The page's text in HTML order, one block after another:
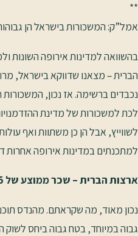
**
אמל”ק: המשכורות בישראל הן
בהשוואה למדינות אירופה השונות
הברית – מצאנו שדווקא בישראל,
נכבדים ברשימה. אז נכון,
לכת למשכורות של מדינת
לשווייץ, אבל הן כן משתוות ואף
למתכנתים במדינות אירופה אחרות
ארצות הברית – שכר ממוצע של 33,825 שקלים לחודש
נכון מאוד, מה שקראתם. מהנדס
גבוה במיוחד, בטח גבוה ביחס לשוק